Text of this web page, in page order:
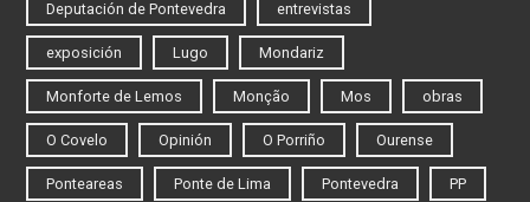
Deputación de Pontevedra entrevistas
exposición Lugo Mondariz
Monforte de Lemos Monção Mos obras
O Covelo Opinión O Porriño Ourense
Ponteareas Ponte de Lima Pontevedra PP